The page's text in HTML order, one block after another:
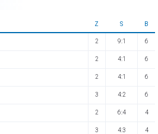
Z S B
2 9:1 6
2 4:1 6
2 4:1 6
3 4:2 6
2 6:4 4
3 4:3 4